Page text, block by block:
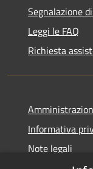
Segnalazione
Leggi le FAQ
Richiesta
Informativa
Note legali